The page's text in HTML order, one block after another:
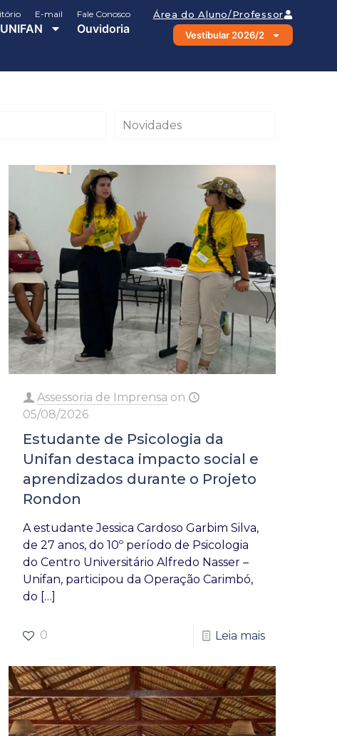
E-mail Fale Conosco
Ouvidoria
Área do Aluno/Professor
Vestibular 2026/2
Novidades
Assessoria de Imprensa on
05/08/2026
Estudante de Psicologia da
Unifan destaca impacto social e
aprendizados durante o Projeto
Rondon
A estudante Jessica Cardoso Garbim Silva,
de 27 anos, do 10º período de Psicologia
do Centro Universitário Alfredo Nasser –
Unifan, participou da Operação Carimbó,
do […]
0 Leia mais